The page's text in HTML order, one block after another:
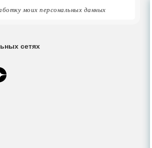
моих персональных данных
сетях